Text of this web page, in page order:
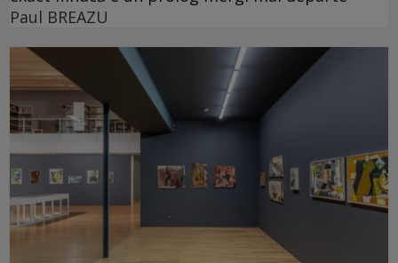
Paul BREAZU